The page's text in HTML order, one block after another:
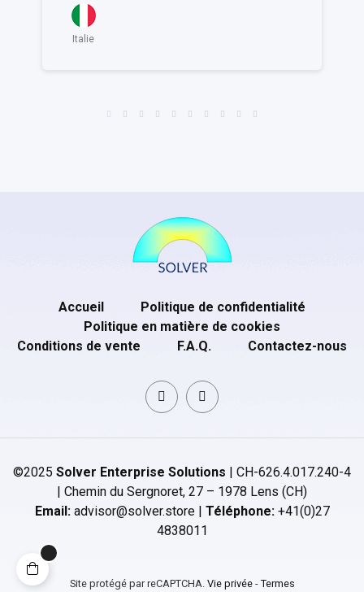
Italie
Accueil
Politique de confidentialité
Politique en matière de cookies
Conditions de vente
F.A.Q. Contactez-nous
©2025 Solver Enterprise Solutions | CH-626.4.017.240-4
| Chemin du Sergnoret, 27 – 1978 Lens (CH)
Email:advisor@solver.store | Téléphone:+41(0)27
4838011
Site protégé par reCAPTCHA. Vie privée- Termes